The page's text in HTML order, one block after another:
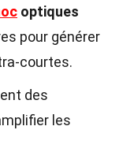
optiques
pour générer
courtes.
des
les